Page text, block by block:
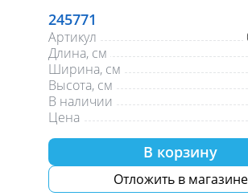
245771
Артикул
Длина, см
Ширина, см
Высота, см
В наличии
Цена
В корзину
Отложить в магазине